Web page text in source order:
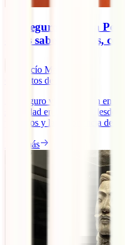
¿Es seguro viajar a
debes saber (riesgos,
Rocío Manzano
minutos de lectura
¿Es seguro viajar a Pekín en
seguridad en la ciudad, desde
prácticos y la importancia de
Leer más